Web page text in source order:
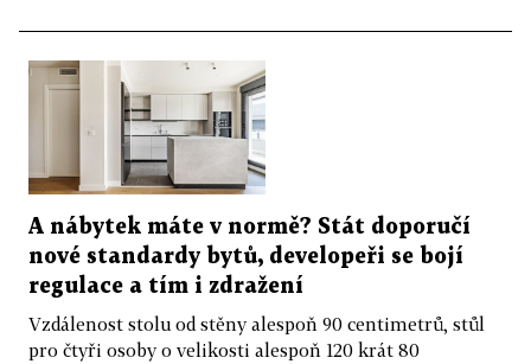
A nábytek máte v normě? Stát doporučí
nové standardy bytů, developeři se bojí
regulace a tím i zdražení
Vzdálenost stolu od stěny alespoň 90 centimetrů, stůl
pro čtyři osoby o velikosti alespoň 120 krát 80